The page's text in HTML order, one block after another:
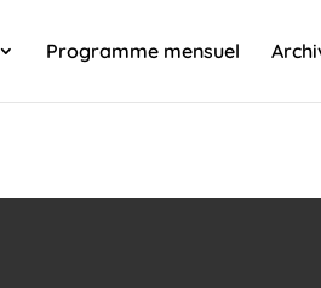
Programme mensuel